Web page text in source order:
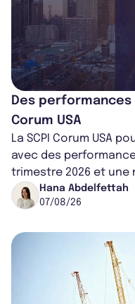
Des performances
Corum USA
La SCPI Corum USA
avec des
trimestre 2026 et une
région de Chicago.
Hana Abdelfettah
07/08/26